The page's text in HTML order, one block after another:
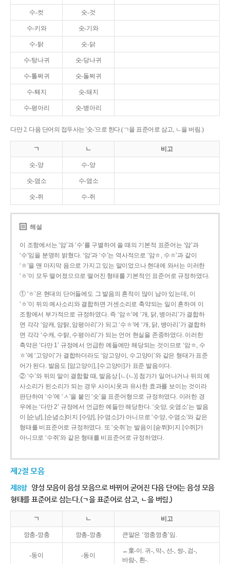
수-컷 숫-것
수-키와 숫-기와
수-탉 숫-닭
수-탕나귀 숫-당나귀
수-톨쩌귀 숫-돌쩌귀
수-퇘지 숫-돼지
수-평아리 숫-병아리
다만 2. 다음 단어의 접두사는 '숫-'으로 한다.(ㄱ을 표준어로 삼고, ㄴ을 버림.)
ㄱ ㄴ 비고
숫-양 수-양
숫-염소 수-염소
숫-쥐 수-쥐
해설
이 조항에서는 ‘암’과 ‘수’를 구별하여 쓸 때의 기본적 표준어는 ‘암’과
‘수’임을 분명히 밝혔다. ‘암’과 ‘수’는 역사적으로 ‘암ㅎ, 수ㅎ’과 같이
‘ㅎ’을 맨 마지막 음으로 가지고 있는 말이었으나 현대에 와서는 이러한
‘ㅎ’이 모두 떨어졌으므로 떨어진 형태를 기본적인 표준어로 규정하였다.
① ‘ㅎ’은 현대의 단어들에도 그 발음의 흔적이 많이 남아 있는데, 이
‘ㅎ’이 뒤의 예사소리와 결합하면 거센소리로 축약되는 일이 흔하여 이
조항에서 부가적으로 규정하였다. 즉 ‘암ㅎ’에 ‘개, 닭, 병아리’가 결합하
면 각각 ‘암캐, 암탉, 암평아리’가 되고 ‘수ㅎ’에 ‘개, 닭, 병아리’가 결합하
면 각각 ‘수캐, 수탉, 수평아리’가 되는 언어 현실을 존중하였다. 이러한
축약은 ‘다만 1’ 규정에서 언급한 예들에만 해당되는 것이므로 ‘암ㅎ, 수
ㅎ’에 ‘고양이’가 결합하더라도 ‘암고양이, 수고양이’와 같은 형태가 표준
어가 된다. 발음도 [암고양이], [수고양이]가 표준 발음이다.
② ‘수’와 뒤의 말이 결합할 때, 발음상 [ㄴ(ㄴ)] 첨가가 일어나거나 뒤의 예
사소리가 된소리가 되는 경우 사이시옷과 유사한 효과를 보이는 것이라
판단하여 ‘수’에 ‘ㅅ’을 붙인 ‘숫’을 표준어형으로 규정하였다. 이러한 경
우에는 ‘다만 2’ 규정에서 언급한 예들만 해당한다. ‘숫양, 숫염소’는 발음
이 [순냥], [순념소]이지 [수양], [수염소]가 아니므로 ‘수양, 수염소’와 같은
형태를 비표준어로 규정하였다. 또 ‘숫쥐’는 발음이 [숟쮜]이지 [수쥐]가
아니므로 ‘수쥐’와 같은 형태를 비표준어로 규정하였다.
제2절 모음
제8항 양성 모음이 음성 모음으로 바뀌어 굳어진 다음 단어는 음성 모음
형태를 표준어로 삼는다.(ㄱ을 표준어로 삼고, ㄴ을 버림.)
ㄱ ㄴ 비고
깡충-깡충 깡총-깡총 큰말은 ‘껑충껑충’임.
-둥이 -동이
←童-이. 귀-, 막-, 선-, 쌍-, 검-,
바람-, 흰-.